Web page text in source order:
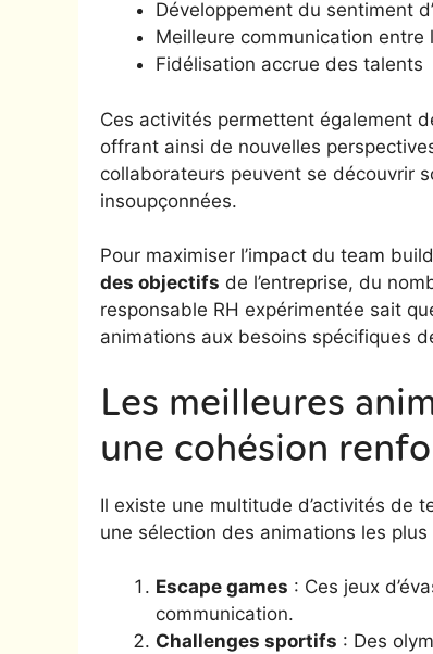
Développement du sentiment
Meilleure communication entre
Fidélisation accrue des talents
Ces activités permettent également
offrant ainsi de nouvelles
collaborateurs peuvent se découvrir
insoupçonnées.
Pour maximiser l’impact du team
des objectifs de l’entreprise, du
responsable RH expérimentée sait
animations aux besoins spécifiques
Les meilleures
une cohésion
Il existe une multitude d’activités de
une sélection des animations les
Escape games : Ces jeux
communication.
Challenges sportifs : Des